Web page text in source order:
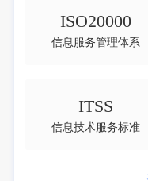
ISO20000
信息服务管理体系
ITSS
信息技术服务标准